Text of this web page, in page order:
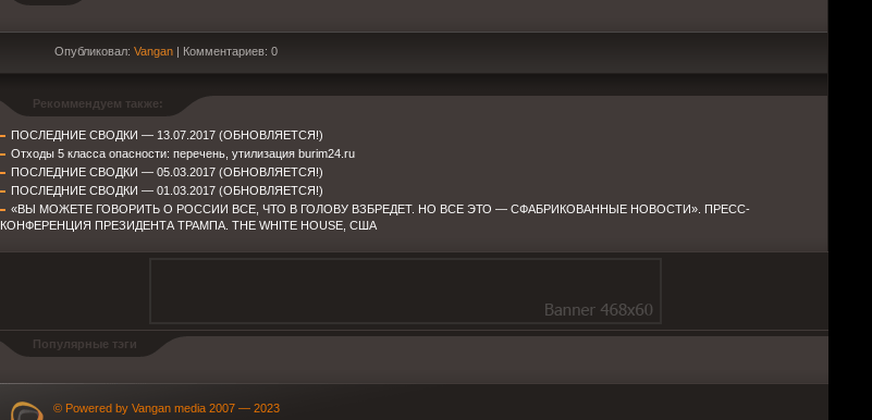
Опубликовал:Vangan | Комментариев: 0
Рекоммендуем также:
ПОСЛЕДНИЕ СВОДКИ — 13.07.2017 (ОБНОВЛЯЕТСЯ!)
Отходы 5 класса опасности: перечень, утилизация burim24.ru
ПОСЛЕДНИЕ СВОДКИ — 05.03.2017 (ОБНОВЛЯЕТСЯ!)
ПОСЛЕДНИЕ СВОДКИ — 01.03.2017 (ОБНОВЛЯЕТСЯ!)
«ВЫ МОЖЕТЕ ГОВОРИТЬ О РОССИИ ВСЕ, ЧТО В ГОЛОВУ ВЗБРЕДЕТ. НО ВСЕ ЭТО — СФАБРИКОВАННЫЕ НОВОСТИ». ПРЕСС-
КОНФЕРЕНЦИЯ ПРЕЗИДЕНТА ТРАМПА. THE WHITE HOUSE, США
Популярные тэги
© Powered by Vangan media 2007 — 2023